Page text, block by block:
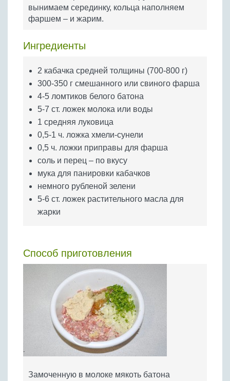
Бобовые
Яйца
вынимаем серединку, кольца наполняем
фаршем – и жарим.
Ингредиенты
2 кабачка средней толщины (700-800 г)
300-350 г смешанного или свиного фарша
4-5 ломтиков белого батона
5-7 ст. ложек молока или воды
1 средняя луковица
0,5-1 ч. ложка хмели-сунели
0,5 ч. ложки приправы для фарша
соль и перец – по вкусу
мука для панировки кабачков
немного рубленой зелени
5-6 ст. ложек растительного масла для
жарки
Способ приготовления
Замоченную в молоке мякоть батона